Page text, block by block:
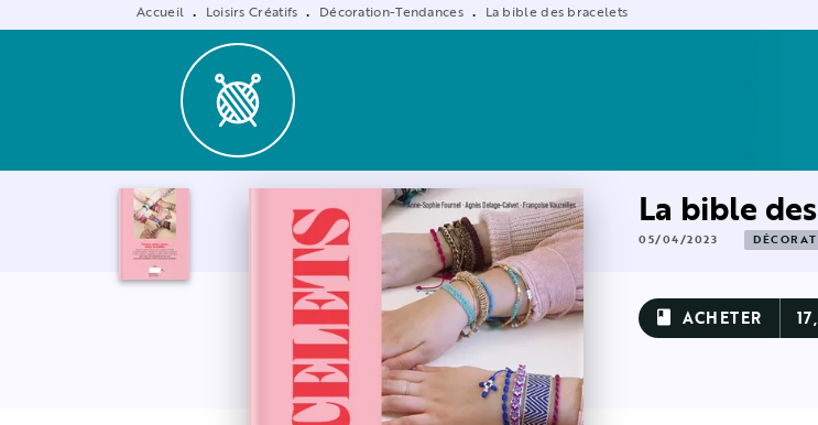
Accueil • Loisirs Créatifs • Décoration-Tendances • La bible des bracelets
La bible
05/04/2023
book ACHETER